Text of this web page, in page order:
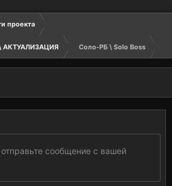
проекта
Соло-РБ \ Solo Boss
сообщение с вашей